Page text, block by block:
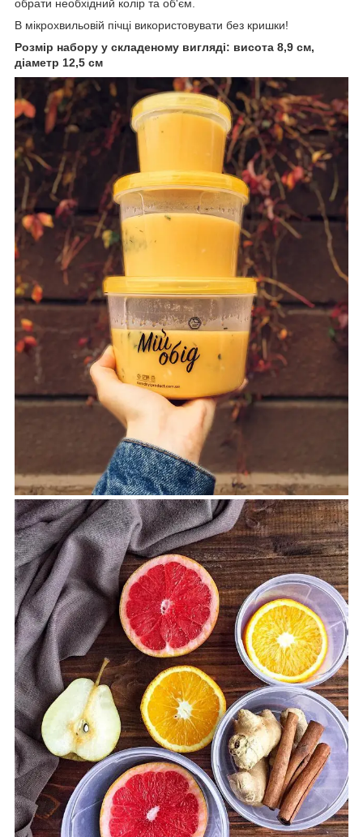
обрати необхідний колір та об'єм.
В мікрохвильовій пічці використовувати без кришки!
Розмір набору у складеному вигляді: висота 8,9 см,
діаметр 12,5 см